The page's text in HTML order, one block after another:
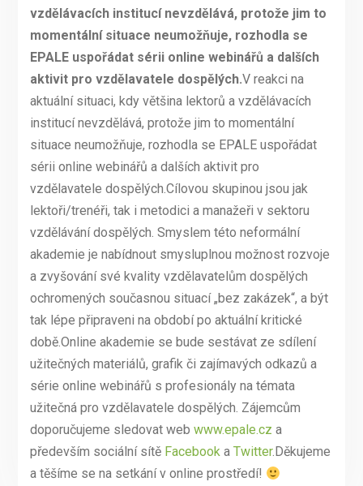
vzdělávacích institucí nevzdělává, protože jim to
momentální situace neumožňuje, rozhodla se
EPALE uspořádat sérii online webinářů a dalších
aktivit pro vzdělavatele dospělých.V reakci na
aktuální situaci, kdy většina lektorů a vzdělávacích
institucí nevzdělává, protože jim to momentální
situace neumožňuje, rozhodla se EPALE uspořádat
sérii online webinářů a dalších aktivit pro
vzdělavatele dospělých.Cílovou skupinou jsou jak
lektoři/trenéři, tak i metodici a manažeři v sektoru
vzdělávání dospělých. Smyslem této neformální
akademie je nabídnout smysluplnou možnost rozvoje
a zvyšování své kvality vzdělavatelům dospělých
ochromených současnou situací „bez zakázek“, a být
tak lépe připraveni na období po aktuální kritické
době.Online akademie se bude sestávat ze sdílení
užitečných materiálů, grafik či zajímavých odkazů a
série online webinářů s profesionály na témata
užitečná pro vzdělavatele dospělých. Zájemcům
doporučujeme sledovat web www.epale.cz a
především sociální sítě Facebooka Twitter.Děkujeme
a těšíme se na setkání v online prostředí!